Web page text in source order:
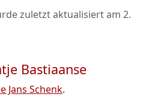
zuletzt aktualisiert am 2.
Bastiaanse
Jans Schenk.